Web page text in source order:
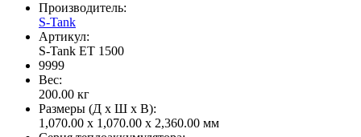
Производитель:
S-Tank
Артикул:
S-Tank ET 1500
9999
Вес:
200.00 кг
Размеры (Д x Ш x В):
1,070.00 x 1,070.00 x 2,360.00 мм